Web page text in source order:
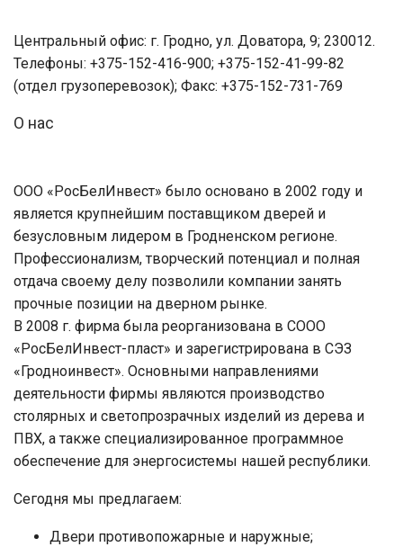
Центральный офис: г. Гродно, ул. Доватора, 9; 230012.
Телефоны: +375-152-416-900; +375-152-41-99-82
(отдел грузоперевозок); Факс: +375-152-731-769
О нас
ООО «РосБелИнвест» было основано в 2002 году и
является крупнейшим поставщиком дверей и
безусловным лидером в Гродненском регионе.
Профессионализм, творческий потенциал и полная
отдача своему делу позволили компании занять
прочные позиции на дверном рынке.
В 2008 г. фирма была реорганизована в СООО
«РосБелИнвест-пласт» и зарегистрирована в СЭЗ
«Гродноинвест». Основными направлениями
деятельности фирмы являются производство
столярных и светопрозрачных изделий из дерева и
ПВХ, а также специализированное программное
обеспечение для энергосистемы нашей республики.
Сегодня мы предлагаем:
Двери противопожарные и наружные;